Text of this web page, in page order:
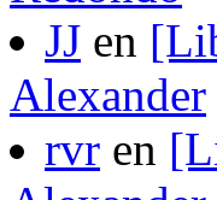
JJ en
Alexander
rvr en